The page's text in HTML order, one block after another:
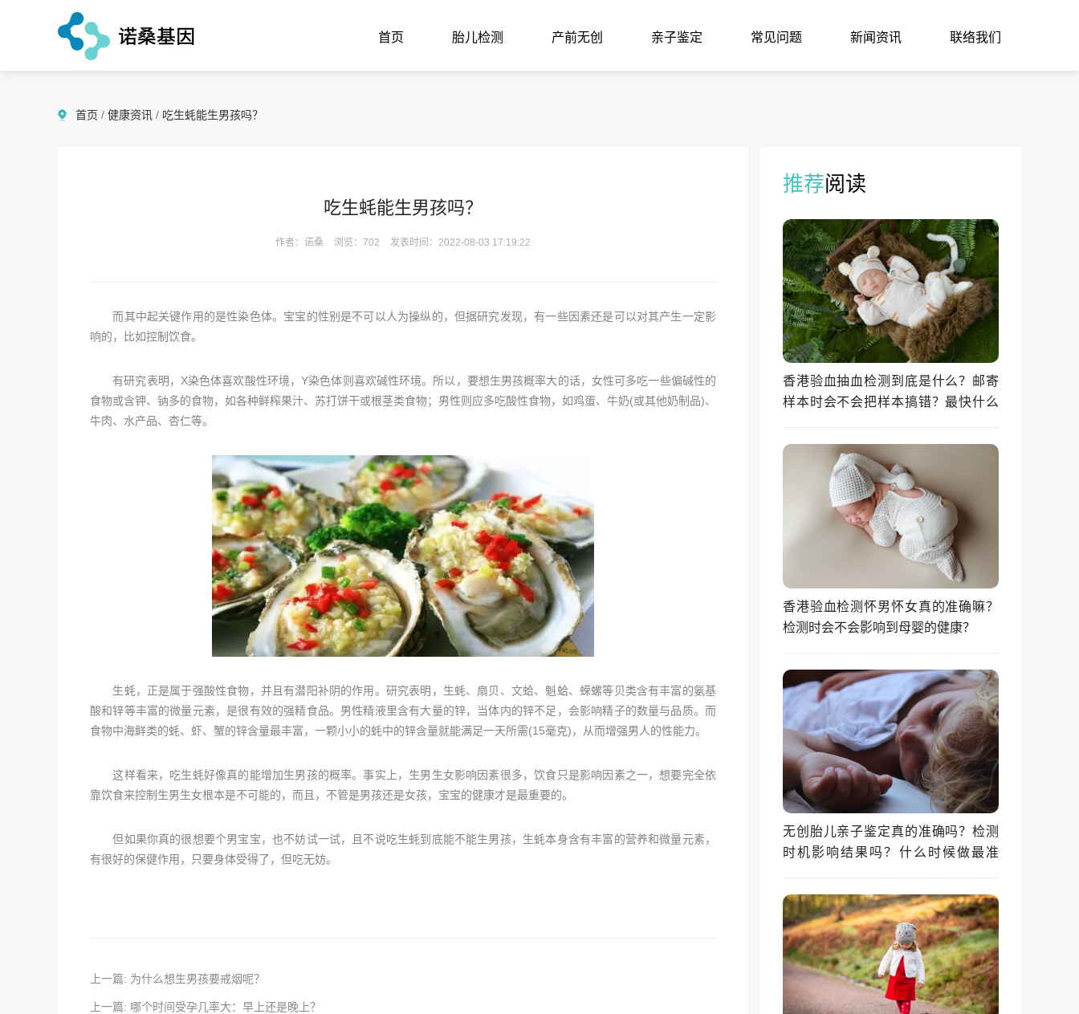
首页 胎儿检测 产前无创 亲子鉴定 常见问题 新闻资讯 联络我们
首页 / 健康资讯 / 吃生蚝能生男孩吗？
吃生蚝能生男孩吗？
作者：诺桑 浏览：702 发表时间：2022-08-03 17:19:22
而其中起关键作用的是性染色体。宝宝的性别是不可以人为操纵的，但据研究发现，有一些因素还是可以对其产生一定影
响的，比如控制饮食。
有研究表明，X染色体喜欢酸性环境，Y染色体则喜欢碱性环境。所以，要想生男孩概率大的话，女性可多吃一些偏碱性的
食物或含钾、钠多的食物，如各种鲜榨果汁、苏打饼干或根茎类食物；男性则应多吃酸性食物，如鸡蛋、牛奶(或其他奶制品)、
牛肉、水产品、杏仁等。
生蚝，正是属于强酸性食物，并且有潜阳补阴的作用。研究表明，生蚝、扇贝、文蛤、魁蛤、蝾螺等贝类含有丰富的氨基
酸和锌等丰富的微量元素，是很有效的强精食品。男性精液里含有大量的锌，当体内的锌不足，会影响精子的数量与品质。而
食物中海鲜类的蚝、虾、蟹的锌含量最丰富，一颗小小的蚝中的锌含量就能满足一天所需(15毫克)，从而增强男人的性能力。
这样看来，吃生蚝好像真的能增加生男孩的概率。事实上，生男生女影响因素很多，饮食只是影响因素之一，想要完全依
靠饮食来控制生男生女根本是不可能的，而且，不管是男孩还是女孩，宝宝的健康才是最重要的。
但如果你真的很想要个男宝宝，也不妨试一试，且不说吃生蚝到底能不能生男孩，生蚝本身含有丰富的营养和微量元素，
有很好的保健作用，只要身体受得了，但吃无妨。
上一篇: 为什么想生男孩要戒烟呢？
上一篇: 哪个时间受孕几率大：早上还是晚上？
推荐阅读
香港验血抽血检测到底是什么？邮寄
样本时会不会把样本搞错？最快什么
香港验血检测怀男怀女真的准确嘛？
检测时会不会影响到母婴的健康？
无创胎儿亲子鉴定真的准确吗？检测
时机影响结果吗？什么时候做最准